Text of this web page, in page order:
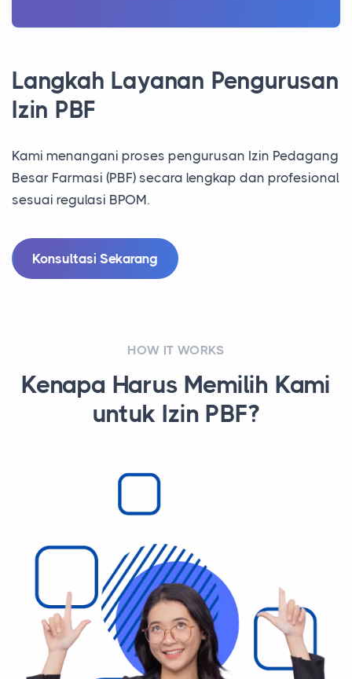
Langkah Layanan Pengurusan
Izin PBF
Kami menangani proses pengurusan Izin Pedagang
Besar Farmasi (PBF) secara lengkap dan profesional
sesuai regulasi BPOM.
Konsultasi Sekarang
HOW IT WORKS
Kenapa Harus Memilih Kami
untuk Izin PBF?